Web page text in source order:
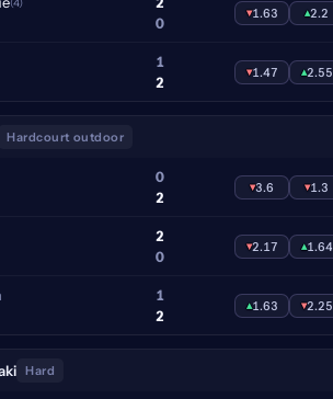
0
▾1.63 ▴2.2
1
2
▾1.47 ▴2.55
Hardcourt outdoor
0
2
▾3.6 ▾1.3
2
0
▾2.17 ▴1.64
1
2
▴1.63 ▾2.25
Hard